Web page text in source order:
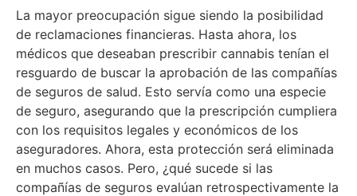
La mayor preocupación sigue siendo la posibilidad
de reclamaciones financieras. Hasta ahora, los
médicos que deseaban prescribir cannabis tenían el
resguardo de buscar la aprobación de las compañías
de seguros de salud. Esto servía como una especie
de seguro, asegurando que la prescripción cumpliera
con los requisitos legales y económicos de los
aseguradores. Ahora, esta protección será eliminada
en muchos casos. Pero, ¿qué sucede si las
compañías de seguros evalúan retrospectivamente la